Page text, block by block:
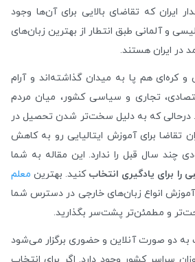
ایران که تقاضای بالایی برای آن‌ها وجود
و آلمانی طبق انتطار از بهترین زبان‌های
در ایران هستند.
و کره‌ای هم پا به میدان گذاشته‌اند و آرام
تجاری و سیاسی کشور، میان مردم
درحالی که به دلیل سخت‌تر شدن تحصیل در
تقاضا برای آموزش ایتالیایی رو به کاهش
چند سال قبل را ندارد. این مقاله به شما
را برای یادگیری انتخاب کنید. بهترین معلم
آموزش انواع زبان‌های خارجی در دسترس شما
و مطمئن‌تر پشت‌سر بگذارید.
به دو صورت آنلاین و حضوری برگزار می‌شود